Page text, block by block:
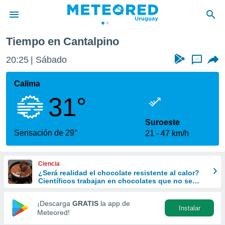
de
ha
calidad.
a este
las
y
forma
digital
basada
Tiempo en Cantalpino
20:25 Sábado ...
Calima
31°
Sensación de 29°
Suroeste
21
47 km/h
Ciencia
¿Será realidad el chocolate resistente al calor?
Científicos trabajan en chocolates que no se
¡Descarga GRATIS la app de
Meteored!
Instalar